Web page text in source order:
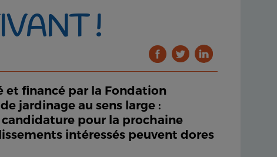
!
et financé par la Fondation
jardinage au sens large :
pour la prochaine
intéressés peuvent dores